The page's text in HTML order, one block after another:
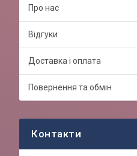
Про нас
Відгуки
Доставка і оплата
Повернення та обмін